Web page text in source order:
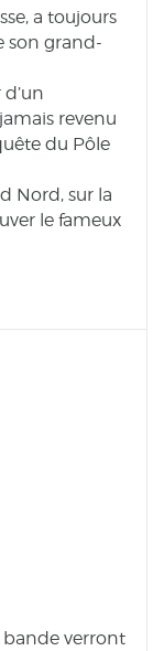
a toujours
son grand-
revenu
du Pôle
Nord, sur la
le fameux
bande verront